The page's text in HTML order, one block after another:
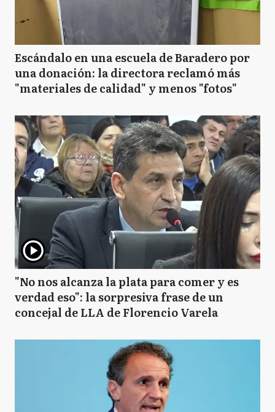
Escándalo en una escuela de Baradero por
una donación: la directora reclamó más
"materiales de calidad" y menos "fotos"
"No nos alcanza la plata para comer y es
verdad eso": la sorpresiva frase de un
concejal de LLA de Florencio Varela